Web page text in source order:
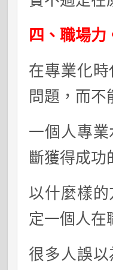
四、職場力
在專業化
問題，而不
一個人專
斷獲得成功
以什麼樣
定一個人在
很多人誤